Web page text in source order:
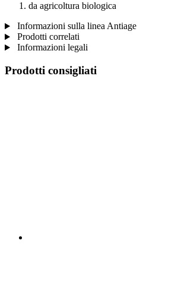
da agricoltura biologica
Informazioni sulla linea Antiage
Prodotti correlati
Informazioni legali
Prodotti consigliati